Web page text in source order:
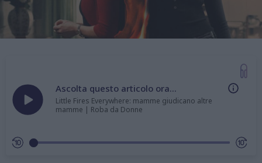
Ascolta questo articolo ora...
Little Fires Everywhere: mamme giudicano altre
mamme | Roba da Donne